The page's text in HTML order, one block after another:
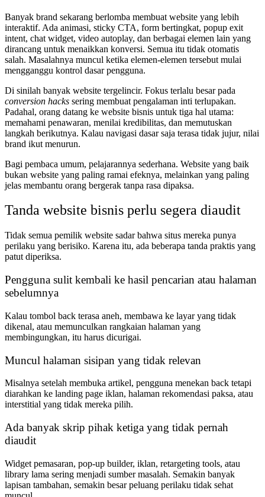
Banyak brand sekarang berlomba membuat website yang lebih
interaktif. Ada animasi, sticky CTA, form bertingkat, popup exit
intent, chat widget, video autoplay, dan berbagai elemen lain yang
dirancang untuk menaikkan konversi. Semua itu tidak otomatis
salah. Masalahnya muncul ketika elemen-elemen tersebut mulai
mengganggu kontrol dasar pengguna.
Di sinilah banyak website tergelincir. Fokus terlalu besar pada
conversion hacks sering membuat pengalaman inti terlupakan.
Padahal, orang datang ke website bisnis untuk tiga hal utama:
memahami penawaran, menilai kredibilitas, dan memutuskan
langkah berikutnya. Kalau navigasi dasar saja terasa tidak jujur, nilai
brand ikut menurun.
Bagi pembaca umum, pelajarannya sederhana. Website yang baik
bukan website yang paling ramai efeknya, melainkan yang paling
jelas membantu orang bergerak tanpa rasa dipaksa.
Tanda website bisnis perlu segera diaudit
Tidak semua pemilik website sadar bahwa situs mereka punya
perilaku yang berisiko. Karena itu, ada beberapa tanda praktis yang
patut diperiksa.
Pengguna sulit kembali ke hasil pencarian atau halaman
sebelumnya
Kalau tombol back terasa aneh, membawa ke layar yang tidak
dikenal, atau memunculkan rangkaian halaman yang
membingungkan, itu harus dicurigai.
Muncul halaman sisipan yang tidak relevan
Misalnya setelah membuka artikel, pengguna menekan back tetapi
diarahkan ke landing page iklan, halaman rekomendasi paksa, atau
interstitial yang tidak mereka pilih.
Ada banyak skrip pihak ketiga yang tidak pernah
diaudit
Widget pemasaran, pop-up builder, iklan, retargeting tools, atau
library lama sering menjadi sumber masalah. Semakin banyak
lapisan tambahan, semakin besar peluang perilaku tidak sehat